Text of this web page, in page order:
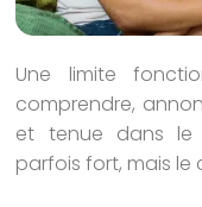
Une limite
comprendre,
et tenue dans le
parfois fort, mais le